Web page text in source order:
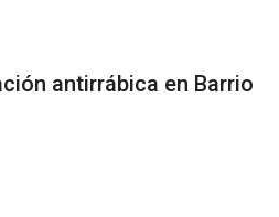
antirrábica en Barrio